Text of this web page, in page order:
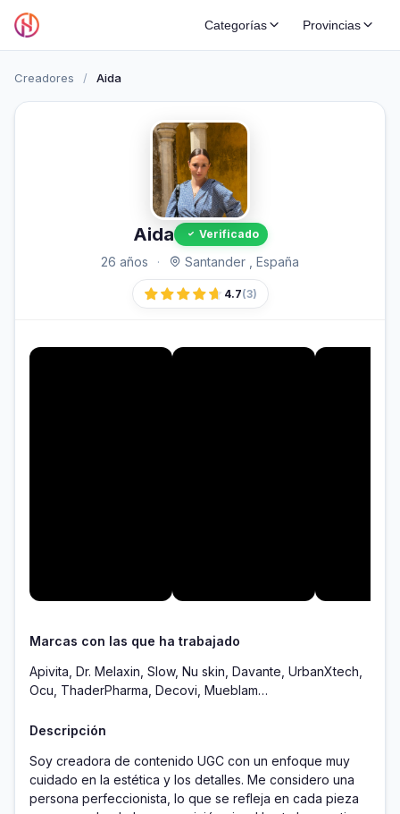
Categorías Provincias
Creadores / Aida
Aida Verificado
26 años · Santander , España
4.7(3)
Marcas con las que ha trabajado
Apivita, Dr. Melaxin, Slow, Nu skin, Davante, UrbanXtech,
Ocu, ThaderPharma, Decovi, Mueblam…
Descripción
Soy creadora de contenido UGC con un enfoque muy
cuidado en la estética y los detalles. Me considero una
persona perfeccionista, lo que se refleja en cada pieza